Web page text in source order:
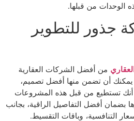
الوحدات من قبلها.
جذور للتطوير
من أفضل الشركات العقارية
يمكنك أن تضمن منها أفضل تصميم،
تستطيع من قبل هذه المشروعات
بضمان أفضل التفاصيل الراقية، بجانب
التنافسية، وباقات التقسيط.